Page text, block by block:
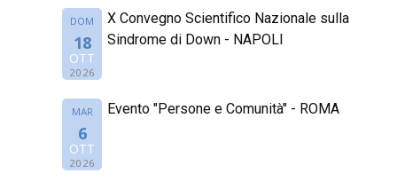
DOM
18
OTT
2026
X Convegno Scientifico Nazionale sulla
Sindrome di Down - NAPOLI
MAR
6
OTT
2026
Evento "Persone e Comunità" - ROMA